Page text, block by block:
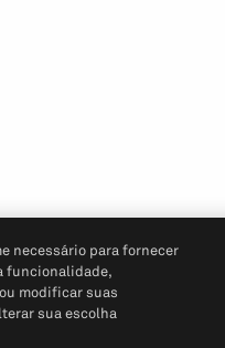
necessário para fornecer
funcionalidade,
modificar suas
sua escolha